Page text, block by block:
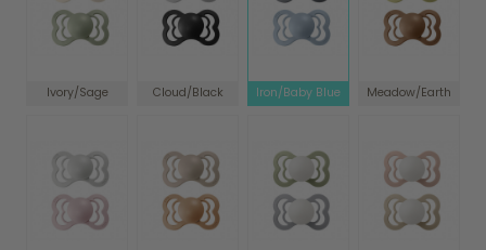
Ivory/Sage Cloud/Black Iron/Baby Blue Meadow/Earth